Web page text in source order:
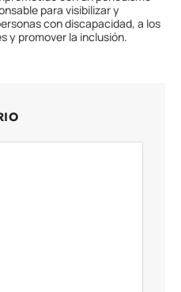
para visibilizar y
con discapacidad, a los
y promover la inclusión.